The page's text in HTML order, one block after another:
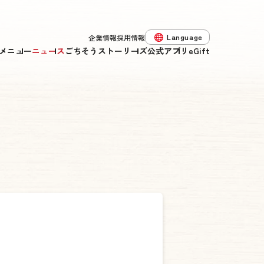
ニューニュースごちそうストーリーズ公式アプリ eGift
企業情報採用情報 Language